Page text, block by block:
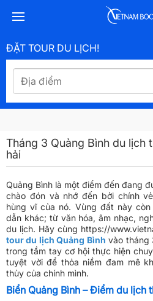
ĐẶT TOUR DU LỊCH!
Tháng 3 Quảng Bình du lịch
hải
Quảng Bình là một điểm đến đang
chào đón và nhớ đến bởi chính
hùng vĩ của nó. Vùng đất này
dẫn khác; từ văn hóa, âm nhạc,
du lịch. Hãy cùng https://
tour du lịch Quảng Bình vào tháng
trong tầm tay cơ hội thực hiện
tuyệt vời để thỏa niềm đam mê
thủy của chính mình.
Biển Quảng Bình – Điểm du lịch